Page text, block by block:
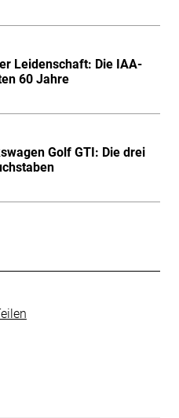
Leidenschaft: Die IAA-
60 Jahre
Golf GTI: Die drei